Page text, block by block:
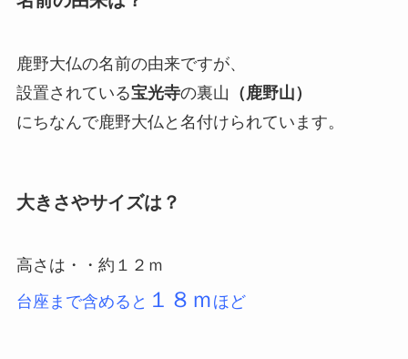
鹿野大仏の名前の由来ですが、
設置されている宝光寺の裏山 （鹿野山）
にちなんで鹿野大仏と名付けられています。
大きさやサイズは？
高さは・・約１２ｍ
台座まで含めると １８ｍ ほど